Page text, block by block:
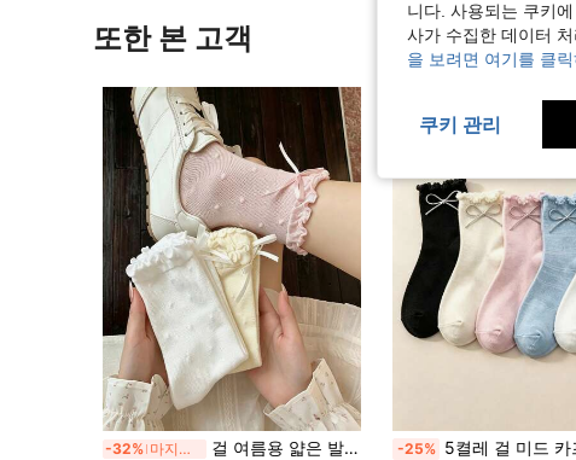
또한 본 고객
-32% 마지막 3일 걸 여름용 얇은 발레 스타일 리본 통기성 메쉬 레이스 중목 양말 3켤레 -25% 5켤레 걸 미드 카프 양말, 버섯 트림과 리본 장식으로 부드럽고 매력적인 걸 스타일을 보여주는 봄/여름 스타일. 정교한 디자인 디테일과 편안하고 통기성 좋은 착용감이 핵심이며, 봄/여름 의상에 분위기를 더하는 필수 다용도 아이템입니다
니다. 사용되는 쿠키
사가 수집한 데이터
을 보려면 여기를 클릭
쿠키 관리